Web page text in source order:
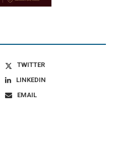
TWITTER
LINKEDIN
EMAIL